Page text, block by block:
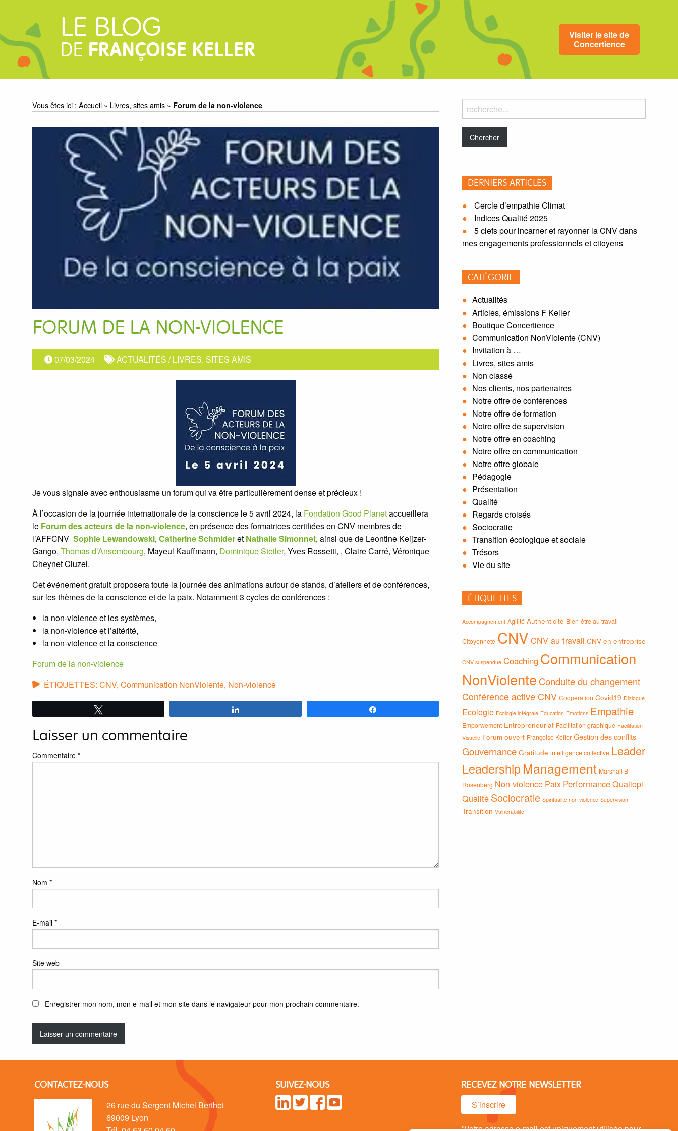
LE BLOG
DE FRANÇOISE KELLER
Visiter le site de
Concertience
Vous êtes ici : Accueil » Livres, sites amis » Forum de la non-violence
FORUM DE LA NON-VIOLENCE
07/03/2024 ACTUALITÉS /LIVRES, SITES AMIS
Je vous signale avec enthousiasme un forum qui va être particulièrement dense et précieux !
À l’occasion de la journée internationale de la conscience le 5 avril 2024, la Fondation Good Planetaccueillera
le Forum des acteurs de la non-violence, en présence des formatrices certifiées en CNV membres de
l’AFFCNV Sophie Lewandowski, Catherine Schmideret Nathalie Simonnet, ainsi que de Leontine Keijzer-
Gango, Thomas d’Ansembourg, Mayeul Kauffmann, Dominique Steiler, Yves Rossetti, , Claire Carré, Véronique
Cheynet Cluzel.
Cet événement gratuit proposera toute la journée des animations autour de stands, d’ateliers et de conférences,
sur les thèmes de la conscience et de la paix. Notamment 3 cycles de conférences :
la non-violence et les systèmes,
la non-violence et l’altérité,
la non-violence et la conscience
Forum de la non-violence
ÉTIQUETTES: CNV, Communication NonViolente, Non-violence
Laisser un commentaire
Commentaire *
Nom *
E-mail *
Site web
Enregistrer mon nom, mon e-mail et mon site dans le navigateur pour mon prochain commentaire.
Rechercher
dans
le
blog:
DERNIERS ARTICLES
Cercle d’empathie Climat
Indices Qualité 2025
5 clefs pour incarner et rayonner la CNV dans
mes engagements professionnels et citoyens
CATÉGORIE
Actualités
Articles, émissions F Keller
Boutique Concertience
Communication NonViolente (CNV)
Invitation à …
Livres, sites amis
Non classé
Nos clients, nos partenaires
Notre offre de conférences
Notre offre de formation
Notre offre de supervision
Notre offre en coaching
Notre offre en communication
Notre offre globale
Pédagogie
Présentation
Qualité
Regards croisés
Sociocratie
Transition écologique et sociale
Trésors
Vie du site
ÉTIQUETTES
Accompagnement Agilité Authenticité Bien-être au travail
Citoyenneté CNV CNV au travail CNV en entreprise
CNV suspendue Coaching Communication
NonViolenteConduite du changement
Conférence active CNV Coopération Covid19 Dialogue
Ecologie Ecologie intégrale Education Emotions Empathie
Emporwement Entrepreneuriat Facilitation graphique Facilitation
Visuelle Forum ouvert Françoise Keller Gestion des conflits
Gouvernance Gratitude intelligence collective Leader
LeadershipManagement Marshall B
Rosenberg Non-violence Paix PerformanceQualiopi
Qualité Sociocratie Spiritualité non violence Supervision
Transition Vulnérabilité
CONTACTEZ-NOUS
26 rue du Sergent Michel Berthet
69009 Lyon
SUIVEZ-NOUS RECEVEZ NOTRE NEWSLETTER
S’inscrire